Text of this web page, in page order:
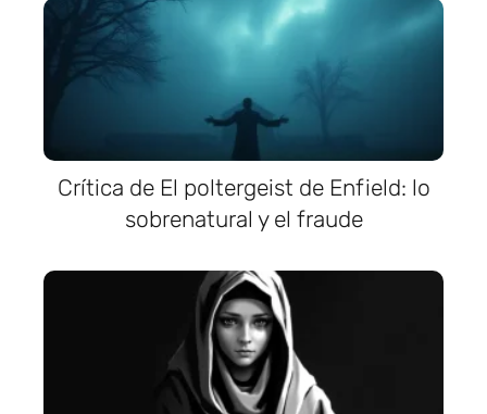
Crítica de El poltergeist de Enfield: lo
sobrenatural y el fraude